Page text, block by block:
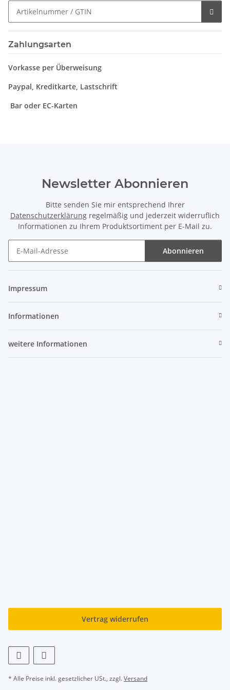
Zahlungsarten
Vorkasse per Überweisung
Paypal, Kreditkarte, Lastschrift
Bar oder EC-Karten
Newsletter Abonnieren
Bitte senden Sie mir entsprechend Ihrer
Datenschutzerklärung regelmäßig und jederzeit widerruflich
Informationen zu Ihrem Produktsortiment per E-Mail zu.
Abonnieren
Impressum
Informationen
weitere Informationen
Vertrag widerrufen
* Alle Preise inkl. gesetzlicher USt., zzgl.Versand